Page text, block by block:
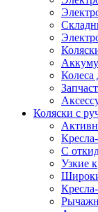
Колеса
Коляски с
С
Узкие